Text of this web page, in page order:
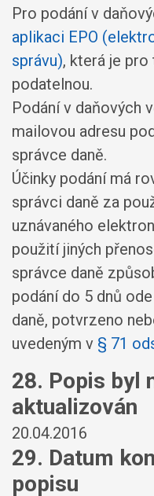
Pro podání v
aplikaci EPO
správu), která je
podatelnou.
Podání v daňových
mailovou adresu
správce daně.
Účinky podání má
správci daně za
uznávaného
použití jiných
správce daně
podání do 5 dnů
daně, potvrzeno
uvedeným v § 71
28. Popis byl
aktualizován
20.04.2016
29. Datum
popisu